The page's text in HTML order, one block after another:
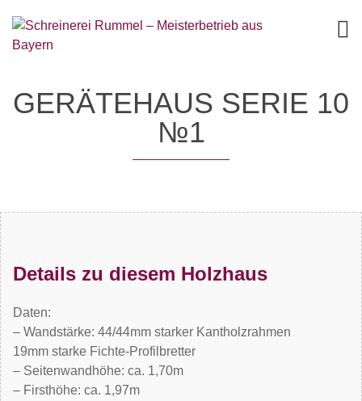
GERÄTEHAUS SERIE 10
№1
Details zu diesem Holzhaus
Daten:
– Wandstärke: 44/44mm starker Kantholzrahmen
19mm starke Fichte-Profilbretter
– Seitenwandhöhe: ca. 1,70m
– Firsthöhe: ca. 1,97m